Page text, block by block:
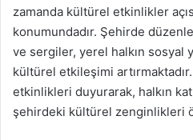
zamanda kültürel etkinlikler
konumundadır. Şehirde
ve sergiler, yerel halkın sosyal
kültürel etkileşimi
etkinlikleri duyurarak, halkın
şehirdeki kültürel zenginlikleri